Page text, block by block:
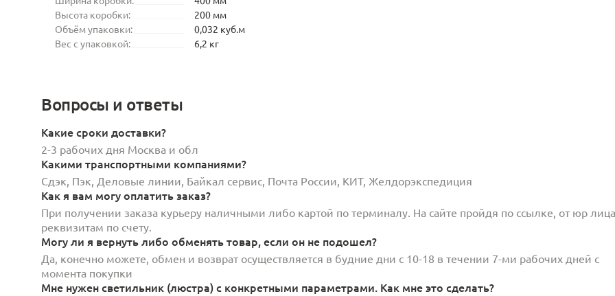
Высота коробки:
200 мм
Объём упаковки:
0,032 куб.м
Вес с упаковкой:
6,2 кг
Вопросы и ответы
Какие сроки доставки?
2-3 рабочих дня Москва и обл
Какими транспортными компаниями?
Сдэк, Пэк, Деловые линии, Байкал сервис, Почта России, КИТ, Желдорэкспедиция
Как я вам могу оплатить заказ?
При получении заказа курьеру наличными либо картой по терминалу. На сайте пройдя по ссылке, от юр
реквизитам по счету.
Могу ли я вернуть либо обменять товар, если он не подошел?
Да, конечно можете, обмен и возврат осуществляется в будние дни с 10-18 в течении 7-ми рабочих дней с
момента покупки
Мне нужен светильник (люстра) с конкретными параметрами. Как мне это сделать?